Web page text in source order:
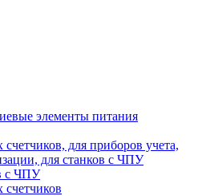
элементы питания
счетчиков, для приборов учета,
для станков с ЧПУ
с ЧПУ
счетчиков